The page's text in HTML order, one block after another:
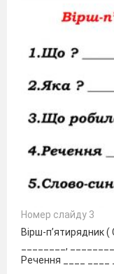
Номер слайду 3
Вірш-п’ятирядник
________,
Речення ____ ____